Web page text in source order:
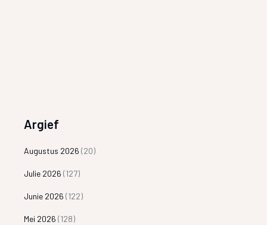
Argief
Augustus 2026 (20)
Julie 2026 (127)
Junie 2026 (122)
Mei 2026 (128)